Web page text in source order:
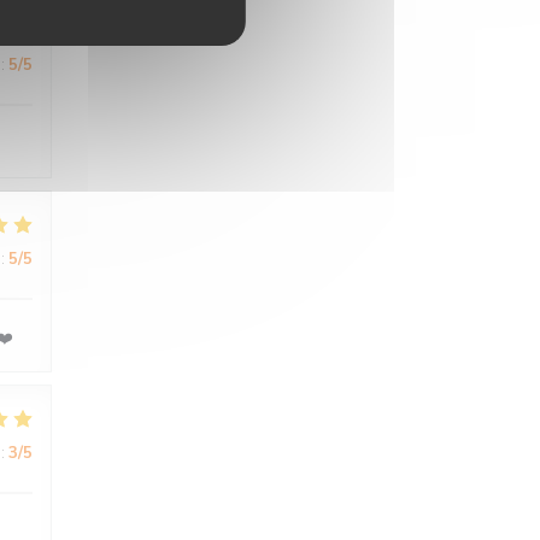
: 5/5
: 5/5
: 3/5